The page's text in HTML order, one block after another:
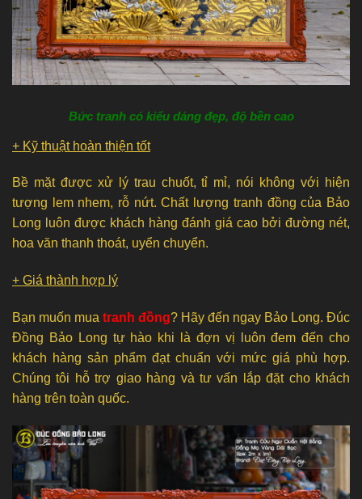
Bức tranh có kiểu dáng đẹp, độ bền cao
+ Kỹ thuật hoàn thiện tốt
Bề mặt được xử lý trau chuốt, tỉ mỉ, nói không với hiện
tượng lem nhem, rỗ nứt. Chất lượng tranh đồng của Bảo
Long luôn được khách hàng đánh giá cao bởi đường nét,
hoa văn thanh thoát, uyển chuyển.
+ Giá thành hợp lý
Bạn muốn mua tranh đồng? Hãy đến ngay Bảo Long. Đúc
Đồng Bảo Long tự hào khi là đợn vị luôn đem đến cho
khách hàng sản phẩm đạt chuẩn với mức giá phù hợp.
Chúng tôi hỗ trợ giao hàng và tư vấn lắp đặt cho khách
hàng trên toàn quốc.